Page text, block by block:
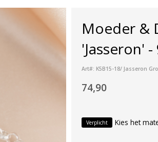
Moeder &
'Jasseron'
Art#: K5B15-18/ Jasseron
74,90
Verplicht Kies het